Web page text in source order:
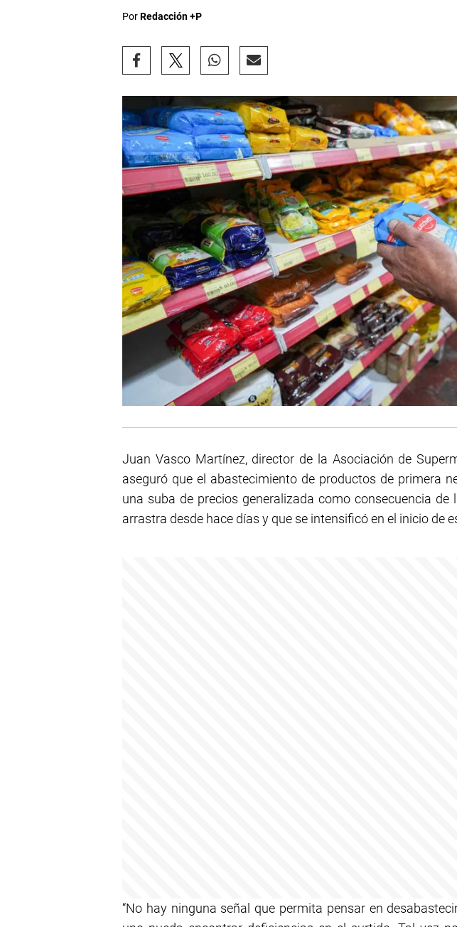
PorRedacción +P
Juan Vasco Martínez, director de la Asociación de
aseguró que el abastecimiento de productos de primera
una suba de precios generalizada como consecuencia
arrastra desde hace días y que se intensificó en el inicio de
“No hay ninguna señal que permita pensar en